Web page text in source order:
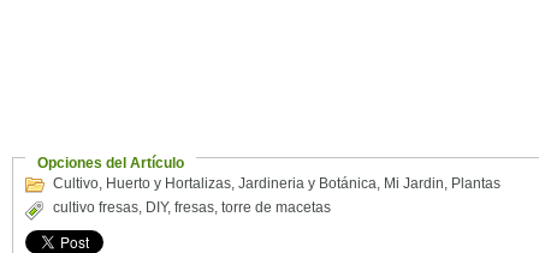
Opciones del Artículo
Cultivo, Huerto y Hortalizas, Jardineria y Botánica, Mi Jardin, Plantas
cultivo fresas, DIY, fresas, torre de macetas